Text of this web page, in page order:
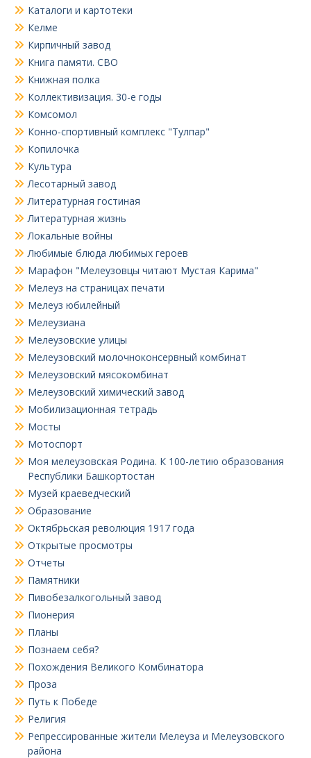
Каталоги и картотеки
Келме
Кирпичный завод
Книга памяти. СВО
Книжная полка
Коллективизация. 30-е годы
Комсомол
Конно-спортивный комплекс "Тулпар"
Копилочка
Культура
Лесотарный завод
Литературная гостиная
Литературная жизнь
Локальные войны
Любимые блюда любимых героев
Марафон "Мелеузовцы читают Мустая Карима"
Мелеуз на страницах печати
Мелеуз юбилейный
Мелеузиана
Мелеузовские улицы
Мелеузовский молочноконсервный комбинат
Мелеузовский мясокомбинат
Мелеузовский химический завод
Мобилизационная тетрадь
Мосты
Мотоспорт
Моя мелеузовская Родина. К 100-летию образования
Республики Башкортостан
Музей краеведческий
Образование
Октябрьская революция 1917 года
Открытые просмотры
Отчеты
Памятники
Пивобезалкогольный завод
Пионерия
Планы
Познаем себя?
Похождения Великого Комбинатора
Проза
Путь к Победе
Религия
Репрессированные жители Мелеуза и Мелеузовского
района